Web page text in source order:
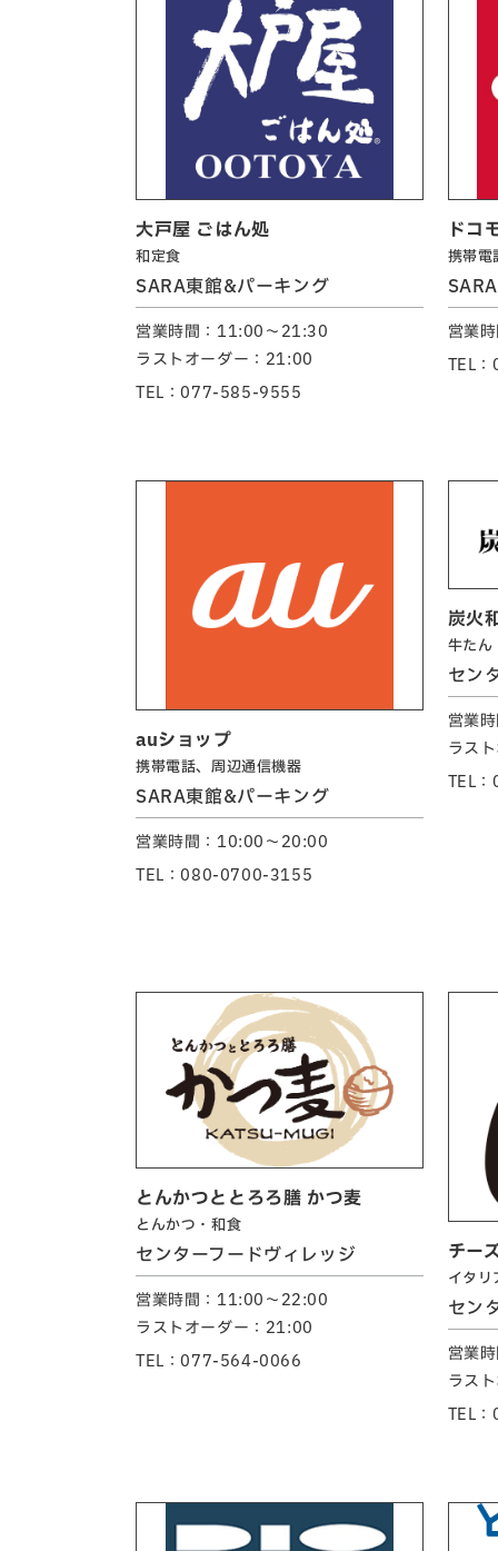
大戸屋 ごはん処
和定食
SARA東館&パーキング
営業時間：11:00～21:30
ラストオーダー：21:00
TEL：077-585-9555
ドコ
携帯電
営業
TEL
auショップ
携帯電話、周辺通信機器
SARA東館&パーキング
営業時間：10:00～20:00
TEL：080-0700-3155
炭火
牛たん
セン
営業
ラス
TEL
とんかつととろろ膳 かつ麦
とんかつ・和食
センターフードヴィレッジ
営業時間：11:00～22:00
ラストオーダー：21:00
TEL：077-564-0066
チー
イタリ
セン
営業
ラス
TEL